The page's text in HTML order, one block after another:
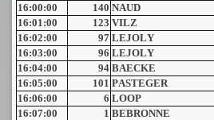
16:00:00
140 NAUD
16:01:00
123 VILZ
16:02:00
97 LEJOLY
16:03:00
96 LEJOLY
16:04:00
94 BAECKE
16:05:00
101 PASTEGER
16:06:00
6 LOOP
16:07:00
1 BEBRONNE